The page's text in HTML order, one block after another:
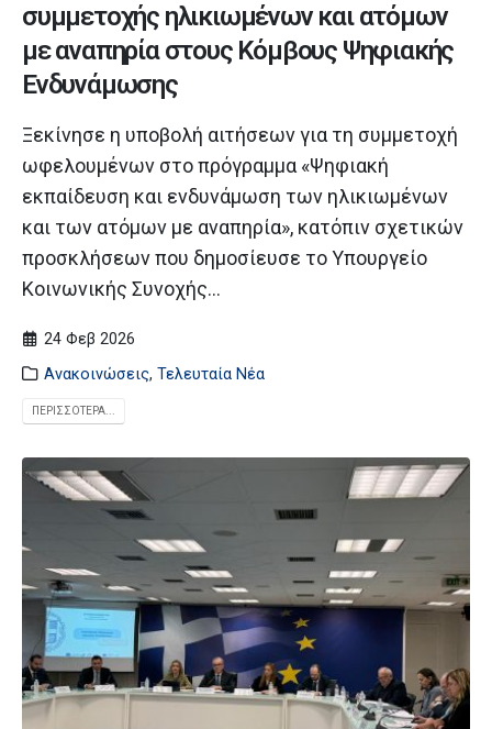
συμμετοχής ηλικιωμένων και ατόμων
με αναπηρία στους Κόμβους Ψηφιακής
Ενδυνάμωσης
Ξεκίνησε η υποβολή αιτήσεων για τη συμμετοχή
ωφελουμένων στο πρόγραμμα «Ψηφιακή
εκπαίδευση και ενδυνάμωση των ηλικιωμένων
και των ατόμων με αναπηρία», κατόπιν σχετικών
προσκλήσεων που δημοσίευσε το Υπουργείο
Κοινωνικής Συνοχής...
24 Φεβ 2026
Ανακοινώσεις,Τελευταία Νέα
ΠΕΡΙΣΣΌΤΕΡΑ...